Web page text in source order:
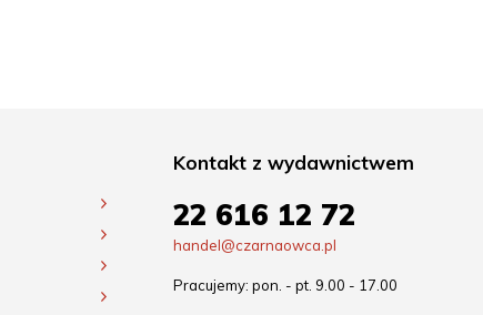
Kontakt z wydawnictwem
22 616 12 72
handel@czarnaowca.pl
Pracujemy: pon. - pt. 9.00 - 17.00